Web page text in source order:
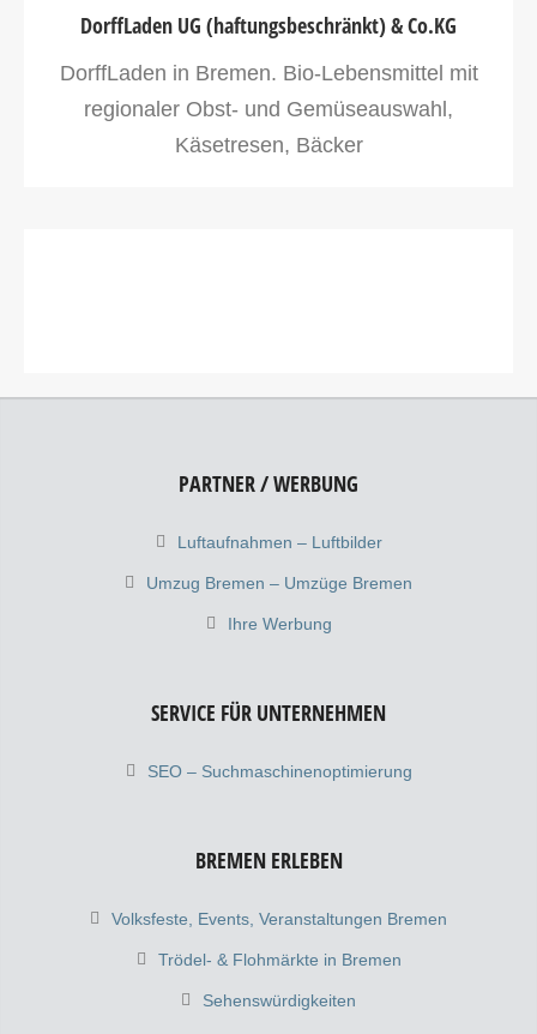
DorffLaden UG (haftungsbeschränkt) & Co.KG
DorffLaden in Bremen. Bio-Lebensmittel mit
regionaler Obst- und Gemüseauswahl,
Käsetresen, Bäcker
PARTNER / WERBUNG
Luftaufnahmen – Luftbilder
Umzug Bremen – Umzüge Bremen
Ihre Werbung
SERVICE FÜR UNTERNEHMEN
SEO – Suchmaschinenoptimierung
BREMEN ERLEBEN
Volksfeste, Events, Veranstaltungen Bremen
Trödel- & Flohmärkte in Bremen
Sehenswürdigkeiten